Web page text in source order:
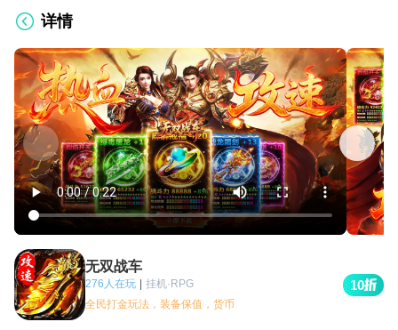
详情
无双战车
276人在玩 | 挂机·RPG
全民打金玩法，装备保值，货币
10